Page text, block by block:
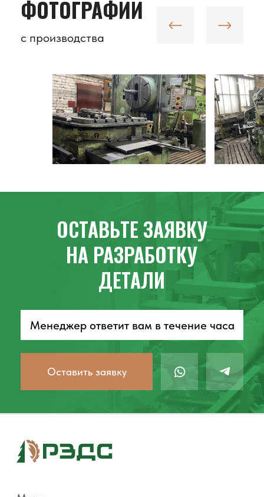
Пользовательское соглашение
Политика конфиденциальности
Разработка сайта Артметрика
Адрес:
Г. НИЖНИЙ НОВГОРОД
Реквизиты